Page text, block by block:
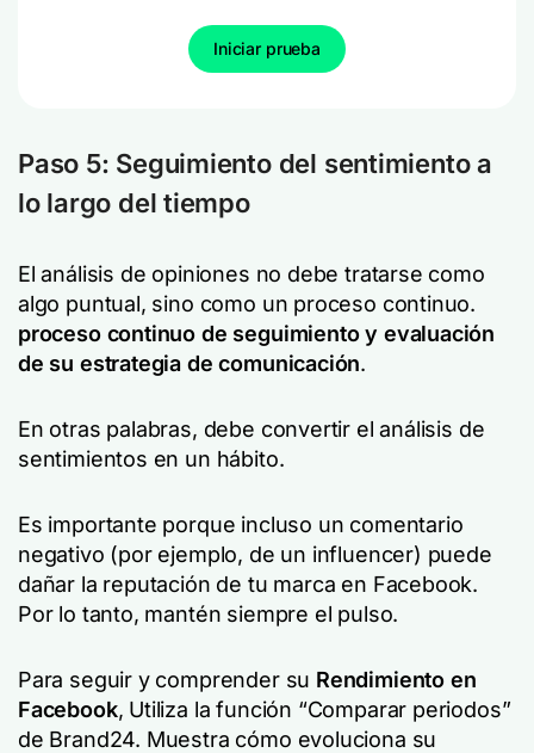
Iniciar prueba
Paso 5: Seguimiento del sentimiento a
lo largo del tiempo
El análisis de opiniones no debe tratarse como
algo puntual, sino como un proceso continuo.
proceso continuo de seguimiento y evaluación
de su estrategia de comunicación.
En otras palabras, debe convertir el análisis de
sentimientos en un hábito.
Es importante porque incluso un comentario
negativo (por ejemplo, de un influencer) puede
dañar la reputación de tu marca en Facebook.
Por lo tanto, mantén siempre el pulso.
Para seguir y comprender su Rendimiento en
Facebook, Utiliza la función “Comparar periodos”
de Brand24. Muestra cómo evoluciona su